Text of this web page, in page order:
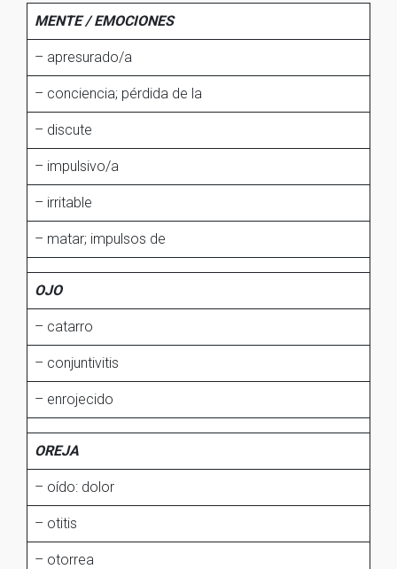
MENTE / EMOCIONES
– apresurado/a
– conciencia; pérdida de la
– discute
– impulsivo/a
– irritable
– matar; impulsos de
OJO
– catarro
– conjuntivitis
– enrojecido
OREJA
– oído: dolor
– otitis
– otorrea